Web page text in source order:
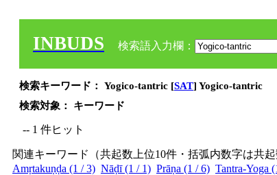
INBUDS 検索語入力欄：
検索キーワード： Yogico-tantric [SAT] Yogico-tantric
検索対象： キーワード
-- 1 件ヒット
関連キーワード（共起数上位10件・括弧内数字は共
Amṛtakuṇḍa (1 / 3) Nāḍī (1 / 1) Prāṇa (1 / 6) Tantra-Yoga